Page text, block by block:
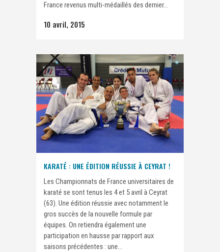
France revenus multi-médaillés des dernier...
10 avril, 2015
KARATÉ : UNE ÉDITION RÉUSSIE À CEYRAT !
Les Championnats de France universitaires de
karaté se sont tenus les 4 et 5 avril à Ceyrat
(63). Une édition réussie avec notamment le
gros succès de la nouvelle formule par
équipes. On retiendra également une
participation en hausse par rapport aux
saisons précédentes : une...